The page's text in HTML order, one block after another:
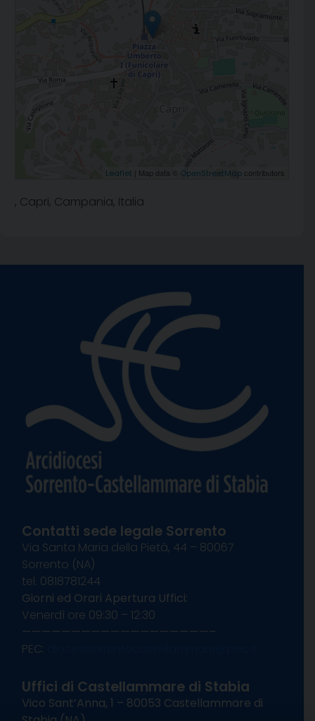
Leaflet | Map data © OpenStreetMap contributors
, Capri, Campania, Italia
Contatti sede legale Sorrento
Via Santa Maria della Pietà, 44 – 80067
Sorrento (NA)
tel. 0818781244
Giorni ed Orari Apertura Uffici:
Venerdì ore 09:30 – 12:30
———————————————————–
PEC:
Uffici di Castellammare di Stabia
Vico Sant’Anna, 1 – 80053 Castellammare di